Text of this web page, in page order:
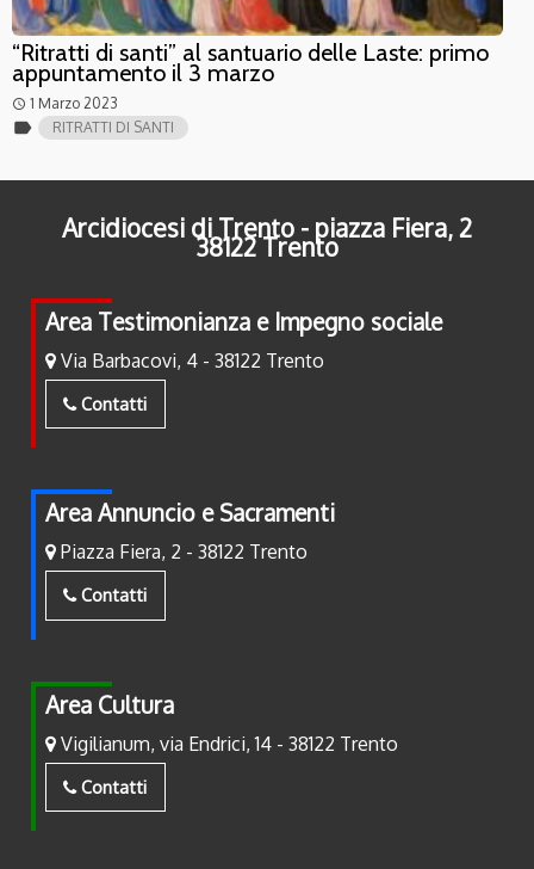
“Ritratti di santi” al santuario delle Laste: primo
appuntamento il 3 marzo
access_time 1 Marzo 2023
label RITRATTI DI SANTI
Arcidiocesi di Trento - piazza Fiera, 2
38122 Trento
Area Testimonianza e Impegno sociale
Via Barbacovi, 4 - 38122 Trento
Contatti
Area Annuncio e Sacramenti
Piazza Fiera, 2 - 38122 Trento
Contatti
Area Cultura
Vigilianum, via Endrici, 14 - 38122 Trento
Contatti